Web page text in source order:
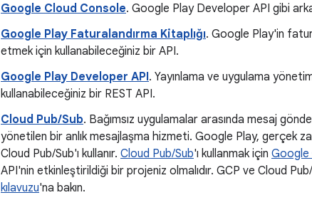
Google Cloud Console. Google Play Developer API gibi
Google Play Faturalandırma Kitaplığı. Google Play'in
etmek için kullanabileceğiniz bir API.
Google Play Developer API. Yayınlama ve uygulama
kullanabileceğiniz bir REST API.
Cloud Pub/Sub. Bağımsız uygulamalar arasında mesaj
yönetilen bir anlık mesajlaşma hizmeti. Google Play, gerçek
Cloud Pub/Sub'ı kullanır. Cloud Pub/Sub'ı kullanmak için Google
API'nin etkinleştirildiği bir projeniz olmalıdır. GCP ve Cloud
kılavuzu'na bakın.